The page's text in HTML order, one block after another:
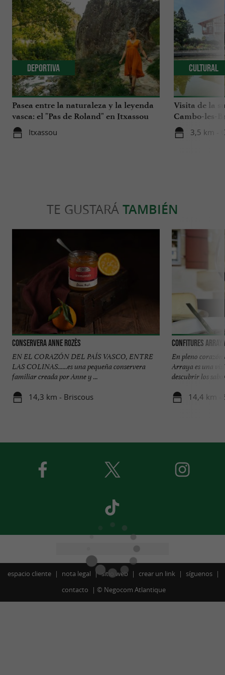
Pasea entre la naturaleza y la leyenda
vasca: el "Pas de Roland" en Itxassou
Itxassou
Deportiva
Visita de la
Cambo-les-
3,5 km -
Cultural
TE GUSTARÁ TAMBIÉN
Conservera Anne Rozès
EN EL CORAZÓN DEL PAÍS VASCO, ENTRE
LAS COLINAS......es una pequeña conservera
familiar creada por Anne y ...
14,3 km - Briscous
Confitures Arraya
En pleno
Arraya es una
descubrir los
14,4 km -
espacio cliente nota legal sitio web crear un link
síguenos
contacto
© Negocom Atlantique